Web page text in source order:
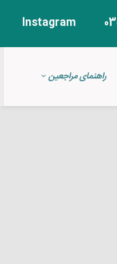
Instagram
راهنمای مراجعین